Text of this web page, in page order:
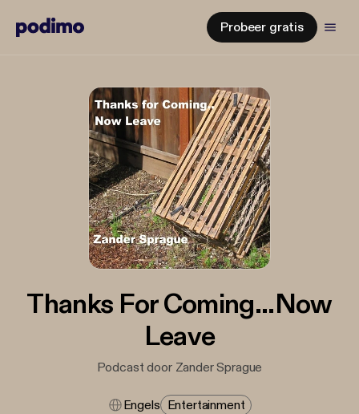
Probeer gratis
Thanks For Coming...Now
Leave
Podcast door Zander Sprague
Engels Entertainment